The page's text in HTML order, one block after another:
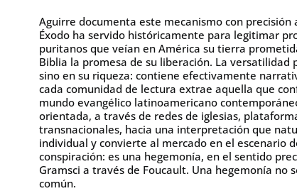
Aguirre documenta este mecanismo con
Éxodo ha servido históricamente para legitimar
puritanos que veían en América su tierra
Biblia la promesa de su liberación. La
sino en su riqueza: contiene efectivamente
cada comunidad de lectura extrae aquella que
mundo evangélico latinoamericano
orientada, a través de redes de iglesias,
transnacionales, hacia una interpretación que
individual y convierte al mercado en el escenario
conspiración: es una hegemonía, en el sentido
Gramsci a través de Foucault. Una hegemonía no
común.